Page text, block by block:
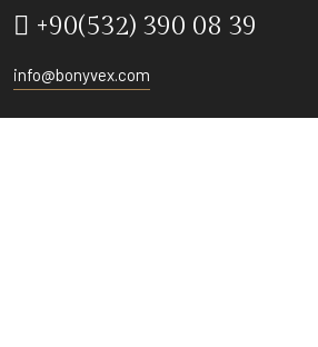
+90(532) 390 08 39
info@bonyvex.com